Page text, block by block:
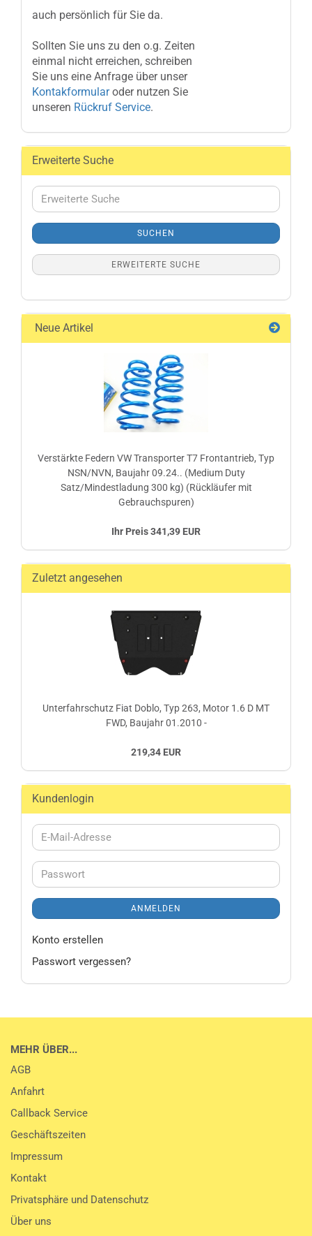
auch persönlich für Sie da.
Sollten Sie uns zu den o.g. Zeiten
einmal nicht erreichen, schreiben
Sie uns eine Anfrage über unser
Kontakformularoder nutzen Sie
unseren Rückruf Service.
Erweiterte Suche
Erweiterte
Suche
SUCHEN
ERWEITERTE SUCHE
Neue Artikel
Verstärkte Federn VW Transporter T7 Frontantrieb, Typ
NSN/NVN, Baujahr 09.24.. (Medium Duty
Satz/Mindestladung 300 kg) (Rückläufer mit
Gebrauchspuren)
Ihr Preis 341,39 EUR
Zuletzt angesehen
Unterfahrschutz Fiat Doblo, Typ 263, Motor 1.6 D MT
FWD, Baujahr 01.2010 -
219,34 EUR
Kundenlogin
E-
Mail-
Passwort
ANMELDEN
Konto erstellen
Passwort vergessen?
MEHR ÜBER...
AGB
Anfahrt
Callback Service
Geschäftszeiten
Impressum
Kontakt
Privatsphäre und Datenschutz
Über uns